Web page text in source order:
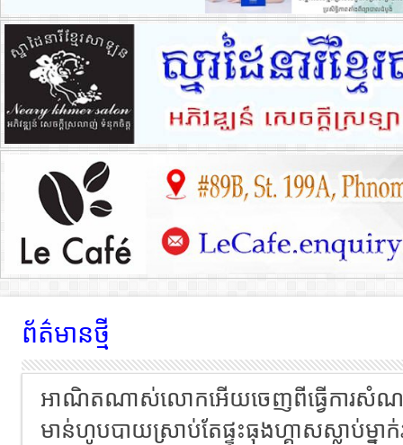
ព័ត៌មានថ្មី
អាណិតណាស់លោកអើយចេញពីធ្វើការសំណង់
មាន់ហូបបាយស្រាប់តែផ្ទុះធុងហ្គាសស្លាប់ម្នាក់